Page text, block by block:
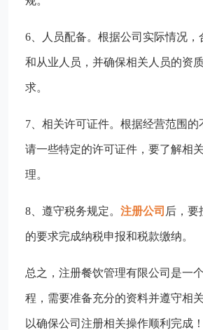
6、人员配备。根据公司实际情况，
和从业人员，并确保相关人员的资
求。
7、相关许可证件。根据经营范围的
请一些特定的许可证件，要了解相
理。
8、遵守税务规定。 注册公司 后，要
的要求完成纳税申报和税款缴纳。
总之，注册餐饮管理有限公司是一
程，需要准备充分的资料并遵守相
以确保公司注册相关操作顺利完成！